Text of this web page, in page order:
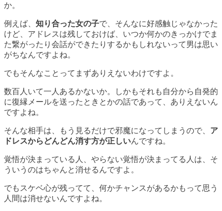
か。
例えば、 知り合った女の子で、そんなに好感触じゃなかった
けど、アドレスは残しておけば、いつか何かのきっかけでま
た繋がったり会話ができたりするかもしれないって男は思い
がちなんですよね。
でもそんなことってまずありえないわけですよ。
数百人いて一人あるかないか。しかもそれも自分から自発的
に復縁メールを送ったときとかの話であって、ありえないん
ですよね。
そんな相手は、もう見るだけで邪魔になってしまうので、 ア
ドレスからどんどん消す方が正しいんですね。
覚悟が決まっている人、やらない覚悟が決まってる人は、そ
ういうのはちゃんと消せるんですよ。
でもスケベ心が残ってて、何かチャンスがあるかもって思う
人間は消せないんですよね。